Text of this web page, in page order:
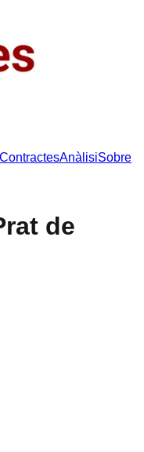
ContractesAnàlisiSobre
de